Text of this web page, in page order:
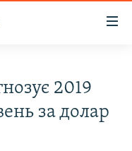
2019
за долар